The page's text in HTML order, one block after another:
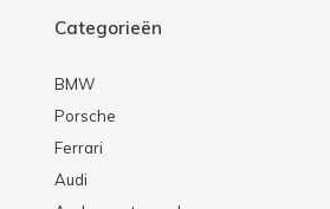
Categorieën
BMW
Porsche
Ferrari
Audi